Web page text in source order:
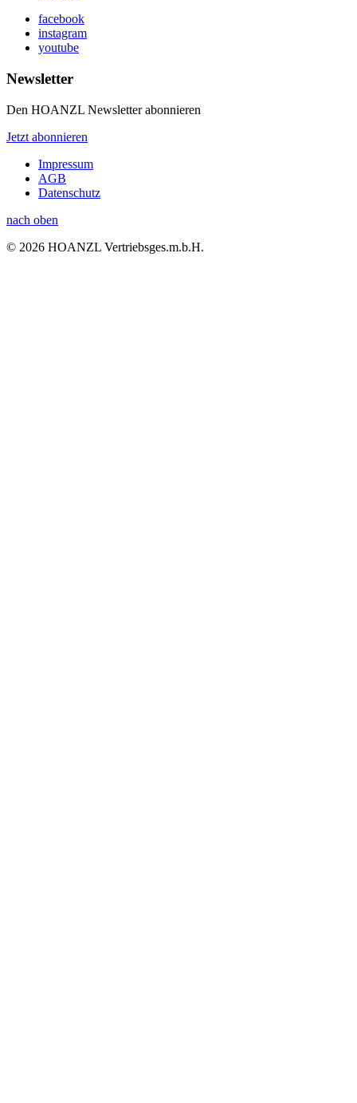
facebook
instagram
youtube
Newsletter
Den HOANZL Newsletter abonnieren
Jetzt abonnieren
Impressum
AGB
Datenschutz
nach oben
© 2026 HOANZL Vertriebsges.m.b.H.